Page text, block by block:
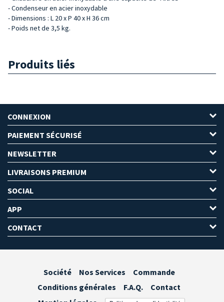
- Condenseur en acier inoxydable
- Dimensions : L 20 x P 40 x H 36 cm
- Poids net de 3,5 kg.
Produits liés
CONNEXION
PAIEMENT SÉCURISÉ
NEWSLETTER
LIVRAISONS PREMIUM
SOCIAL
APP
CONTACT
Société Nos Services
Commande
Conditions générales
F.A.Q.
Contact